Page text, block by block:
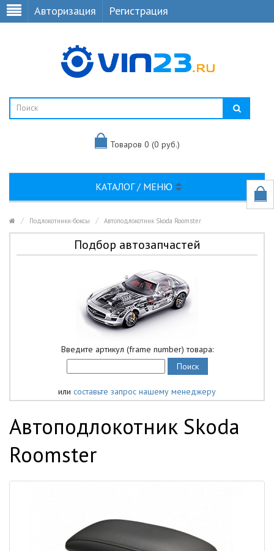
Авторизация Регистрация
Товаров 0 (0 руб.)
КАТАЛОГ / МЕНЮ
Подлокотники-боксы Автоподлокотник Skoda Roomster
Подбор автозапчастей
Введите артикул (frame number) товара:
или составьте запрос нашему менеджеру
Автоподлокотник Skoda
Roomster